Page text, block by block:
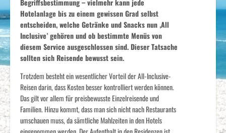
Begriffsbestimmung – vielmehr kann jede
Hotelanlage bis zu einem gewissen Grad selbst
entscheiden, welche Getränke und Snacks nun ‚All
Inclusive’ gehören und ob bestimmte Menüs von
diesem Service ausgeschlossen sind. Dieser Tatsache
sollten sich Reisende bewusst sein.
Trotzdem besteht ein wesentlicher Vorteil der All-Inclusive-
Reisen darin, dass Kosten besser kontrolliert werden können.
Das gilt vor allem für preisbewusste Einzelreisende und
Familien. Hinzu kommt, dass man sich nicht nach Restaurants
umschauen muss, da sämtliche Mahlzeiten in den Hotels